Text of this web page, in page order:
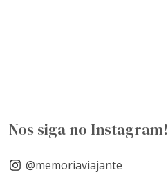
Nos siga no Instagram!
@memoriaviajante